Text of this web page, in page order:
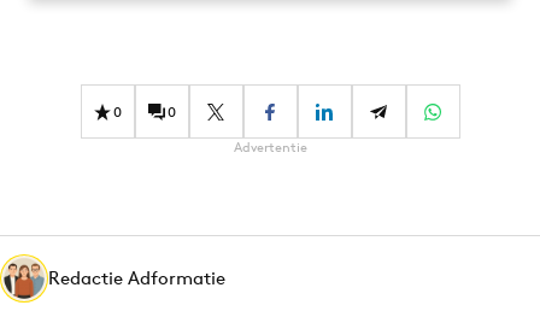
Gedragsverandering
Influencer marketing
Media
Merkstrategie
PR
0 0
Advertentie
Redactie Adformatie